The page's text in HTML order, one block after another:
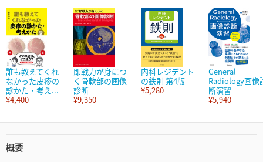
誰も教えてくれ
なかった皮疹の
診かた・考え...
¥4,400
即戦力が身につ
く骨軟部の画像
診断
¥9,350
内科レジデント
の鉄則 第4版
¥5,280
General
Radiology画像
断演習
¥5,940
概要